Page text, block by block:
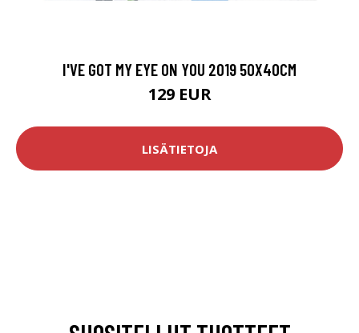
I'VE GOT MY EYE ON YOU 2019 50X40CM
129 EUR
LISÄTIETOJA